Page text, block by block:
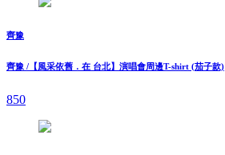
齊豫
齊豫 /【風采依舊．在 台北】演唱會周邊T-shirt (茄子款)
850